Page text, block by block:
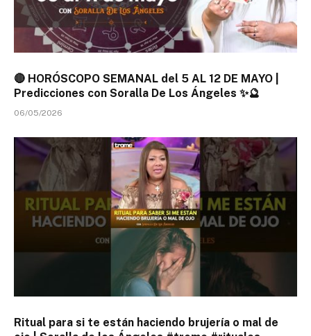
🔴 HORÓSCOPO SEMANAL del 5 AL 12 DE MAYO |
Predicciones con Soralla De Los Ángeles ✨🔮
06/05/2026
Ritual para si te están haciendo brujería o mal de